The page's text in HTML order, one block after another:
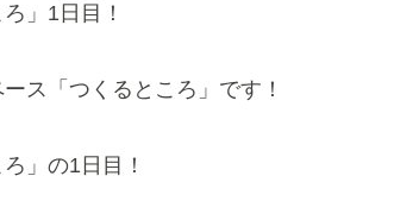
」1日目！
ス「つくるところ」です！
」の1日目！